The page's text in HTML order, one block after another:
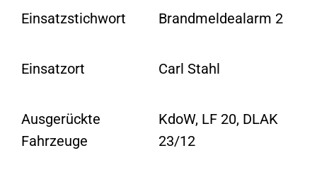
Einsatzstichwort Brandmeldealarm 2
Einsatzort Carl Stahl
Ausgerückte
Fahrzeuge
KdoW, LF 20, DLAK
23/12